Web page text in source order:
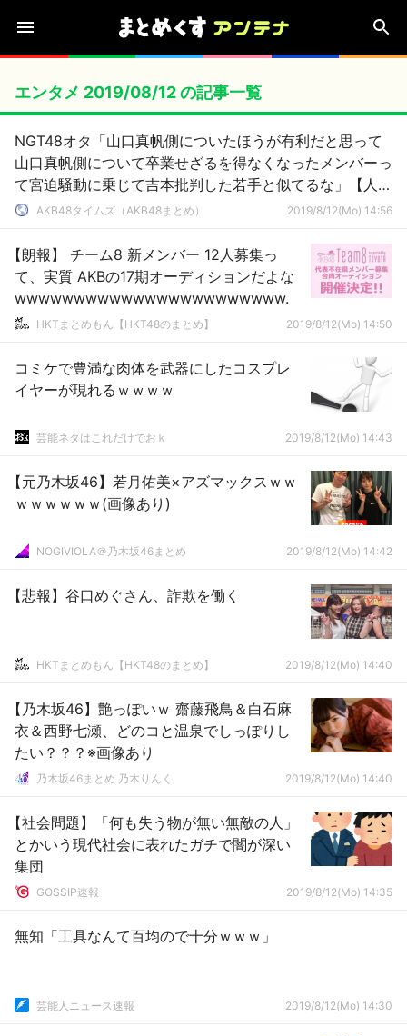
エンタメ 2019/08/12 の記事一覧
NGT48オタ「山口真帆側についたほうが有利だと思って
山口真帆側について卒業せざるを得なくなったメンバーっ
て宮迫騒動に乗じて吉本批判した若手と似てるな」【人望
民】AKB48タイムズ（AKB48まとめ） 2019/8/12(Mo) 14:56
【朗報】 チーム8 新メンバー 12人募集っ
て、実質 AKBの17期オーディションだよな
wwwwwwwwwwwwwwwwwwwwwww.
HKTまとめもん【HKT48のまとめ】 2019/8/12(Mo) 14:50
コミケで豊満な肉体を武器にしたコスプレ
イヤーが現れるｗｗｗｗ
芸能ネタはこれだけでおｋ 2019/8/12(Mo) 14:43
【元乃木坂46】若月佑美×アズマックスｗｗ
ｗｗｗｗｗｗ(画像あり)
NOGIVIOLA＠乃木坂46まとめ 2019/8/12(Mo) 14:42
【悲報】谷口めぐさん、詐欺を働く
HKTまとめもん【HKT48のまとめ】 2019/8/12(Mo) 14:40
【乃木坂46】艶っぽいｗ 齋藤飛鳥＆白石麻
衣＆西野七瀬、どのコと温泉でしっぽりし
たい？？？※画像あり
乃木坂46まとめ 乃木りんく 2019/8/12(Mo) 14:40
【社会問題】「何も失う物が無い無敵の人」
とかいう現代社会に表れたガチで闇が深い
集団
GOSSIP速報 2019/8/12(Mo) 14:35
無知「工具なんて百均ので十分ｗｗｗ」
芸能人ニュース速報 2019/8/12(Mo) 14:30